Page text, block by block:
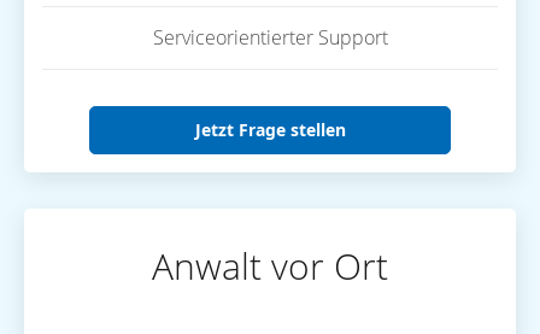
Serviceorientierter Support
Jetzt Frage stellen
Anwalt vor Ort